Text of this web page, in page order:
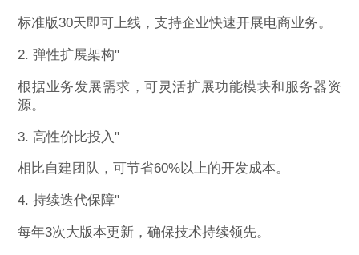
标准版30天即可上线，支持企业快速开展电商业务。
2. 弹性扩展架构"
根据业务发展需求，可灵活扩展功能模块和服务器资
源。
3. 高性价比投入"
相比自建团队，可节省60%以上的开发成本。
4. 持续迭代保障"
每年3次大版本更新，确保技术持续领先。